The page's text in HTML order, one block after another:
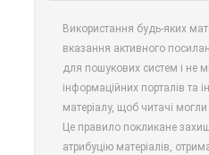
Використання будь-яких
вказання активного
для пошукових систем і не
інформаційних порталів та
матеріалу, щоб читачі
Це правило покликане
атрибуцію матеріалів,